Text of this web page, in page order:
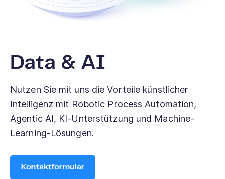
Data & AI
Nutzen Sie mit uns die Vorteile künstlicher
Intelligenz mit Robotic Process Automation,
Agentic AI, KI-Unterstützung und Machine-
Learning-Lösungen.